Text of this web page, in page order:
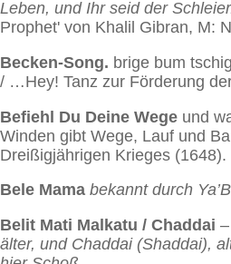
Leben, und Ihr seid der
Prophet' von Khalil Gibran, M:
Becken-Song. brige bum
/ …Hey! Tanz zur Förderung
Befiehl Du Deine Wege und
Winden gibt Wege, Lauf und
Dreißigjährigen Krieges (1648).
Bele Mama bekannt durch
Belit Mati Malkatu / Chaddai
älter, und Chaddai (Shaddai),